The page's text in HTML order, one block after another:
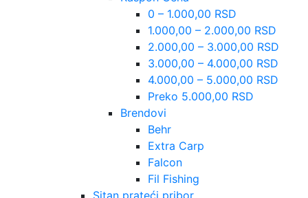
0 – 1.000,00 RSD
1.000,00 – 2.000,00 RSD
2.000,00 – 3.000,00 RSD
3.000,00 – 4.000,00 RSD
4.000,00 – 5.000,00 RSD
Preko 5.000,00 RSD
Brendovi
Behr
Extra Carp
Falcon
Fil Fishing
Sitan prateći pribor